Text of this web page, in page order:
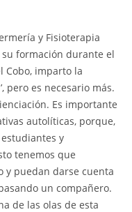
y Fisioterapia
formación durante el
Cobo, imparto la
pero es necesario más.
Es importante
autolíticas, porque,
y
tenemos que
y puedan darse cuenta
un compañero.
de las olas de esta